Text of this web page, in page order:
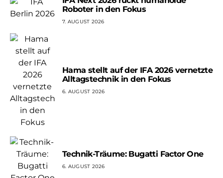
Roboter in den Fokus
7. AUGUST 2026
Hama stellt auf der IFA 2026 vernetzte
Alltagstechnik in den Fokus
6. AUGUST 2026
Technik-Träume: Bugatti Factor One
6. AUGUST 2026